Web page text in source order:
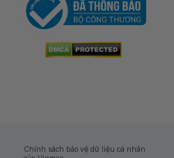
Chính sách bảo vệ dữ liệu cá nhân